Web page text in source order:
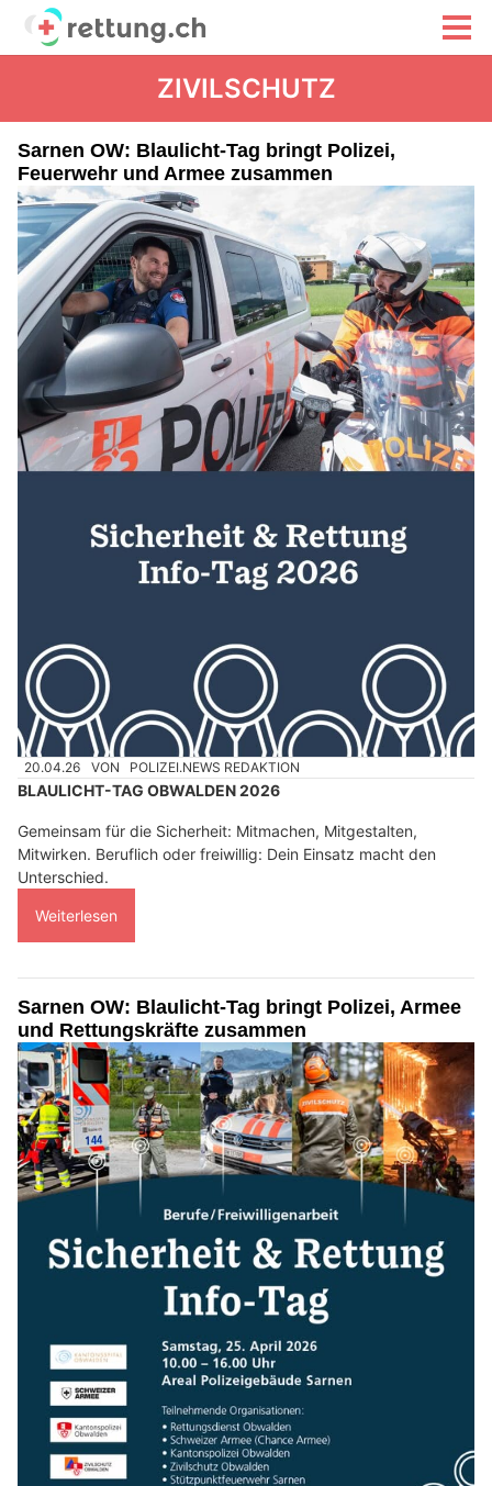
ZIVILSCHUTZ
Sarnen OW: Blaulicht-Tag bringt Polizei,
Feuerwehr und Armee zusammen
20.04.26 VON POLIZEI.NEWS REDAKTION
BLAULICHT-TAG OBWALDEN 2026
Gemeinsam für die Sicherheit: Mitmachen, Mitgestalten,
Mitwirken. Beruflich oder freiwillig: Dein Einsatz macht den
Unterschied.
Weiterlesen
Sarnen OW: Blaulicht-Tag bringt Polizei, Armee
und Rettungskräfte zusammen